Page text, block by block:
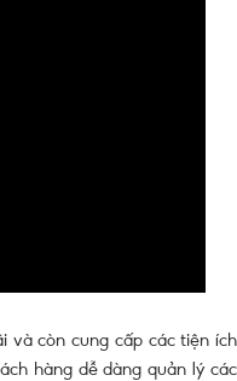
và còn cung cấp các tiện ích
hàng dễ dàng quản lý các